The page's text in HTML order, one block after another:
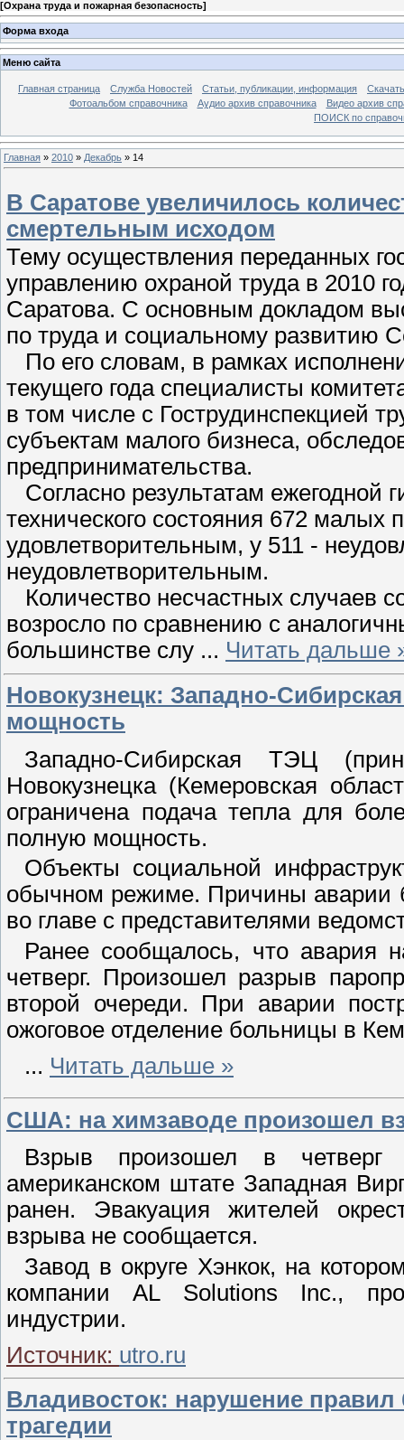
[Охрана труда и пожарная безопасность]
Форма входа
Меню сайта
Главная страница Служба Новостей Статьи, публикации, информация
Фотоальбом справочника
Аудио архив справочника
Видео архив
ПОИСК по
Главная » 2010 » Декабрь » 14
В Саратове увеличилось
смертельным исходом
Тему осуществления переданных
управлению охраной труда в 2010
Саратова. С основным докладом
по труда и социальному развитию
По его словам, в рамках
текущего года специалисты
в том числе с Гострудинспекцией
субъектам малого бизнеса,
предпринимательства.
Согласно результатам ежегодной
технического состояния 672 малых
удовлетворительным, у 511 -
неудовлетворительным.
Количество несчастных случаев
возросло по сравнению с
большинстве слу ... Читать дальше
Новокузнецк: Западно-
мощность
Западно-Сибирская ТЭЦ
Новокузнецка (Кемеровская
ограничена подача тепла для
полную мощность.
Объекты социальной
обычном режиме. Причины аварии
во главе с представителями
Ранее сообщалось, что авария
четверг. Произошел разрыв
второй очереди. При аварии
ожоговое отделение больницы в
... Читать дальше »
США: на химзаводе произошел
Взрыв произошел в
американском штате Западная
ранен. Эвакуация жителей
взрыва не сообщается.
Завод в округе Хэнкок, на
компании AL Solutions Inc.,
индустрии.
Источник: utro.ru
Владивосток: нарушение
трагедии